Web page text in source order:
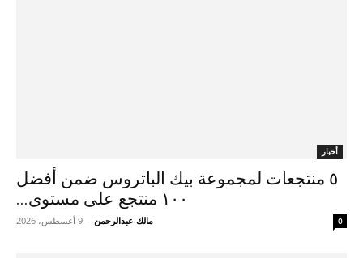
أخبار
٥ منتجعات لمجموعة بيك الباتروس ضمن أفضل
١٠٠ منتجع على مستوى...
مالك عبدالرحمن - 9 أغسطس، 2026 0